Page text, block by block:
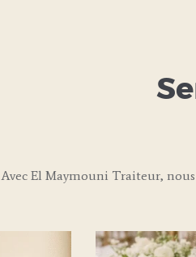
Avec El Maymouni Traiteur,